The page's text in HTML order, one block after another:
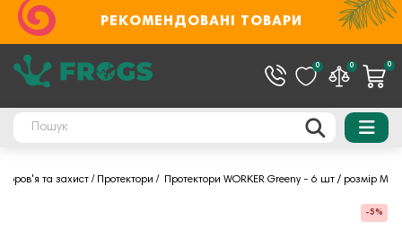
РЕКОМЕНДОВАНІ ТОВАРИ
0 0 0
та захист Протектори Протектори WORKER Greeny - 6 шт / розмір М
-5%